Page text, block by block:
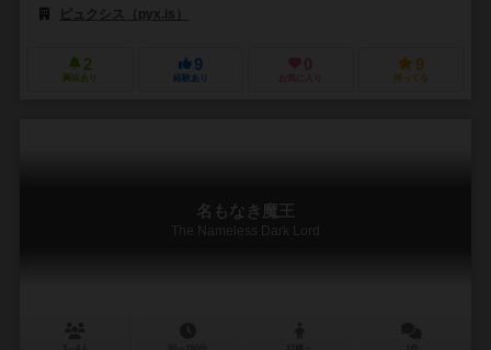
ピュクシス（pyx.is）
2
興味あり
9
経験あり
0
お気に入り
9
持ってる
名もなき魔王
The Nameless Dark Lord